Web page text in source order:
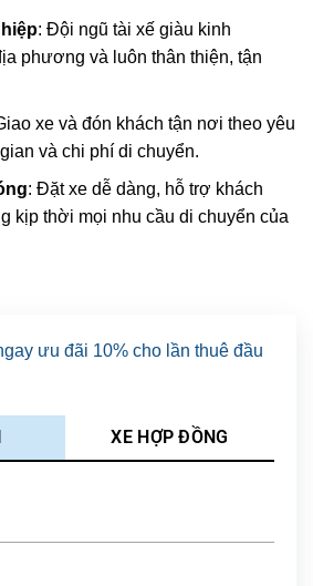
: Đội ngũ tài xế giàu kinh
phương và luôn thân thiện, tận
xe và đón khách tận nơi theo yêu
và chi phí di chuyển.
: Đặt xe dễ dàng, hỗ trợ khách
kịp thời mọi nhu cầu di chuyển của
ưu đãi 10% cho lần thuê đầu
XE HỢP ĐỒNG